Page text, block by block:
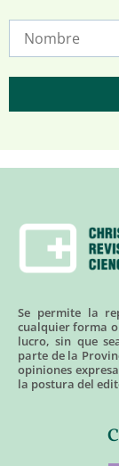
Se permite la
cualquier forma
lucro, sin que
parte de la
opiniones
la postura del